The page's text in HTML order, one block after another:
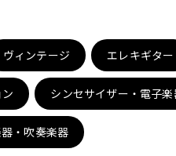
電子ピアノ
DTM
ヴィンテージ エレキギター
シンセサイザー・電子
・吹奏楽器